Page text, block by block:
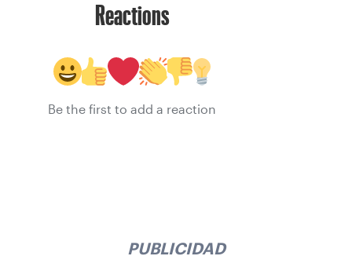
Reactions
Be the first to add a reaction
PUBLICIDAD